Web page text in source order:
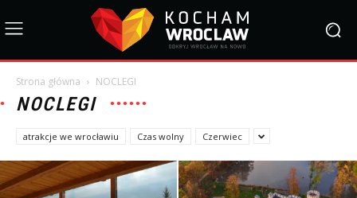
Strona główna NOCLEGI
NOCLEGI
atrakcje we wrocławiu Czas wolny Czerwiec